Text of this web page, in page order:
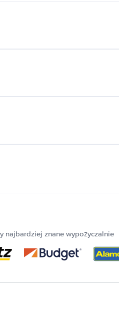
najbardziej znane wypożyczalnie